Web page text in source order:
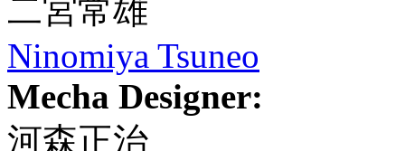
二宮常雄
Ninomiya Tsuneo
Mecha Designer:
河森正治